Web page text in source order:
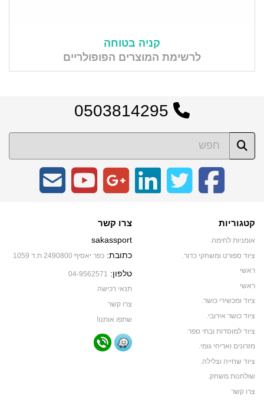
קניה בטוחה
לרשימת המוצרים הפופולריים
קטגוריות
אומניות לחימה.
ציוד ספורט ומשחקי כדור.
ראשי
ראשי
ציוד ומכשירי כושר.
ציוד כושר אירובי.
ציוד למוסדות ובתי ספר.
מזרונים ואריחי גומי.
ציוד שחייה וצלילה.
שולחנות משחק.
צרו קשר
צרו קשר
sakassport
כתובת: כפר יאסיף 2490800 ת.ד 1059
טלפון: 04-9562571
תנאי רכישה
צרו קשר
שתפו אותנו!